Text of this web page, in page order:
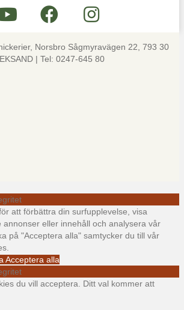
Norsbro Sågmyravägen 22, 793 30
| Tel: 0247-645 80
att förbättra din surfupplevelse, visa
annonser eller innehåll och analysera vår
på "Acceptera alla" samtycker du till vår
Acceptera alla
du vill acceptera. Ditt val kommer att